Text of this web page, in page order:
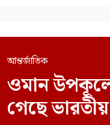
আন্তর্জাতিক
ওমান
গেছে